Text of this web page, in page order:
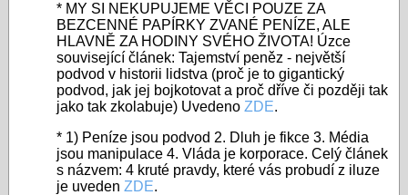
* MY SI NEKUPUJEME VĚCI POUZE ZA
BEZCENNÉ PAPÍRKY ZVANÉ PENÍZE, ALE
HLAVNĚ ZA HODINY SVÉHO ŽIVOTA! Úzce
související článek: Tajemství peněz - největší
podvod v historii lidstva (proč je to gigantický
podvod, jak jej bojkotovat a proč dříve či později tak
jako tak zkolabuje) Uvedeno ZDE.
* 1) Peníze jsou podvod 2. Dluh je fikce 3. Média
jsou manipulace 4. Vláda je korporace. Celý článek
s názvem: 4 kruté pravdy, které vás probudí z iluze
je uveden ZDE.